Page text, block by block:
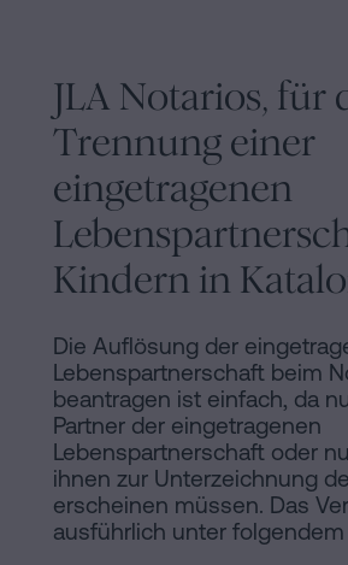
JLA Notarios, für
Trennung einer
eingetragenen
Kindern in
Die Auflösung der
Lebenspartnerschaft beim
beantragen ist einfach, da
Partner der eingetragenen
Lebenspartnerschaft oder
ihnen zur Unterzeichnung
erscheinen müssen. Das
ausführlich unter folgendem